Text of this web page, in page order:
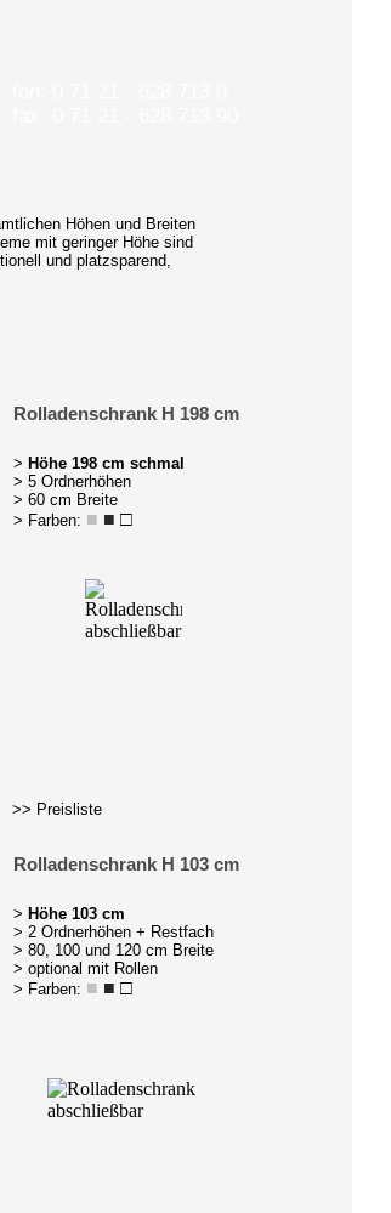
Höhen und Breiten
mit geringer Höhe sind
und platzsparend,
> Höhe 198 cm schmal
> 5 Ordnerhöhen
> 60 cm Breite
> Farben: ■ ■ □
Rolladenschrank H 198 cm
>> Preisliste
> Höhe 103 cm
> 2 Ordnerhöhen + Restfach
> 80, 100 und 120 cm Breite
> optional mit Rollen
> Farben: ■ ■ □
Rolladenschrank H 103 cm